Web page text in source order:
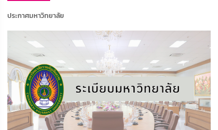
ประกาศมหาวิทยาลัย